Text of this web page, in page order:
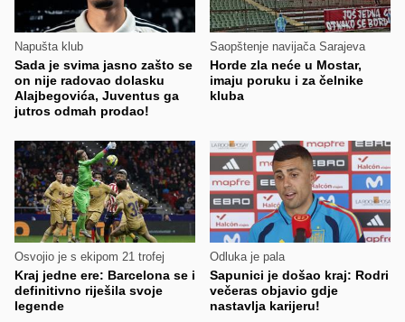
Napušta klub
Sada je svima jasno zašto se
on nije radovao dolasku
Alajbegovića, Juventus ga
jutros odmah prodao!
Saopštenje navijača Sarajeva
Horde zla neće u Mostar,
imaju poruku i za čelnike
kluba
Osvojio je s ekipom 21 trofej
Kraj jedne ere: Barcelona se i
definitivno riješila svoje
legende
Odluka je pala
Sapunici je došao kraj: Rodri
večeras objavio gdje
nastavlja karijeru!